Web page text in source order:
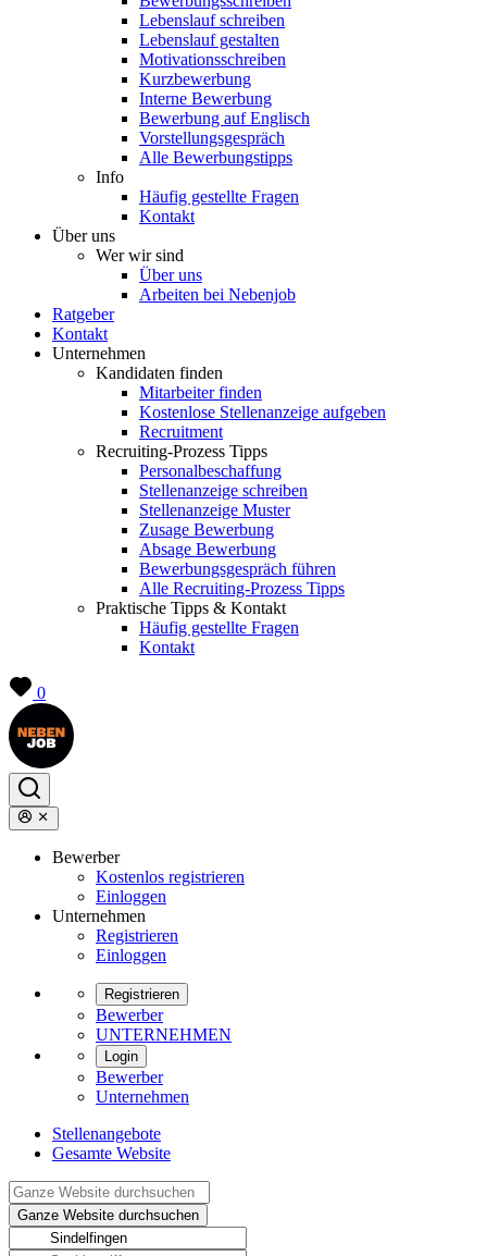
Lebenslauf schreiben
Lebenslauf gestalten
Motivationsschreiben
Kurzbewerbung
Interne Bewerbung
Bewerbung auf Englisch
Vorstellungsgespräch
Alle Bewerbungstipps
Info
Häufig gestellte Fragen
Kontakt
Über uns
Wer wir sind
Über uns
Arbeiten bei Nebenjob
Ratgeber
Kontakt
Unternehmen
Kandidaten finden
Mitarbeiter finden
Kostenlose Stellenanzeige aufgeben
Recruitment
Recruiting-Prozess Tipps
Personalbeschaffung
Stellenanzeige schreiben
Stellenanzeige Muster
Zusage Bewerbung
Absage Bewerbung
Bewerbungsgespräch führen
Alle Recruiting-Prozess Tipps
Praktische Tipps & Kontakt
Häufig gestellte Fragen
Kontakt
0
Bewerber
Kostenlos registrieren
Einloggen
Unternehmen
Registrieren
Einloggen
Registrieren
Bewerber
UNTERNEHMEN
Login
Bewerber
Unternehmen
Stellenangebote
Gesamte Website